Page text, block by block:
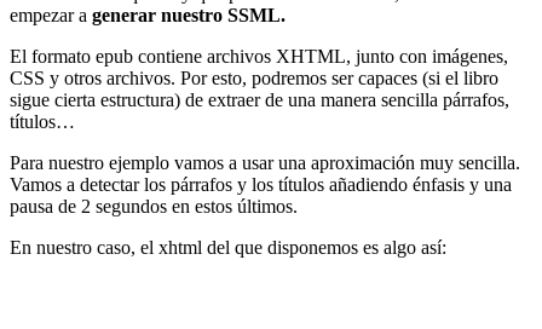
empezar a generar nuestro SSML.
El formato epub contiene archivos XHTML, junto con imágenes,
CSS y otros archivos. Por esto, podremos ser capaces (si el libro
sigue cierta estructura) de extraer de una manera sencilla párrafos,
títulos…
Para nuestro ejemplo vamos a usar una aproximación muy sencilla.
Vamos a detectar los párrafos y los títulos añadiendo énfasis y una
pausa de 2 segundos en estos últimos.
En nuestro caso, el xhtml del que disponemos es algo así: